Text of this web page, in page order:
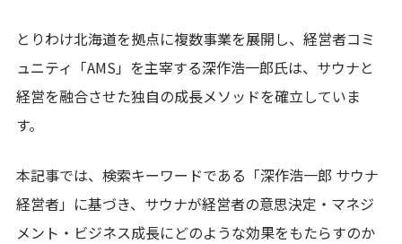
とりわけ北海道を拠点に複数事業を展開し、経営者コミ
ュニティ「AMS」を主宰する深作浩一郎氏は、サウナと
経営を融合させた独自の成長メソッドを確立していま
す。
本記事では、検索キーワードである「深作浩一郎 サウナ
経営者」に基づき、サウナが経営者の意思決定・マネジ
メント・ビジネス成長にどのような効果をもたらすのか